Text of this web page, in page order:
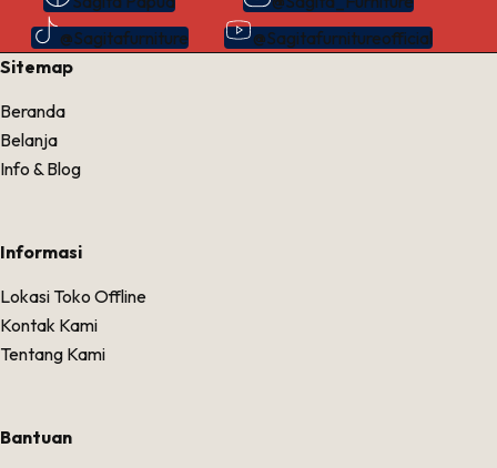
@Sagitafurniture
@Sagitafurnitureofficial
Sitemap
Beranda
Belanja
Info & Blog
Informasi
Lokasi Toko Offline
Kontak Kami
Tentang Kami
Bantuan